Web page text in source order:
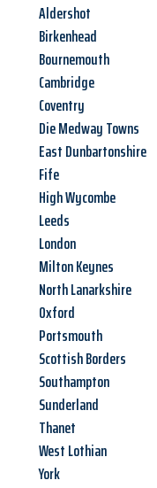
Aldershot
Birkenhead
Bournemouth
Cambridge
Coventry
Die Medway Towns
East Dunbartonshire
Fife
High Wycombe
Leeds
London
Milton Keynes
North Lanarkshire
Oxford
Portsmouth
Scottish Borders
Southampton
Sunderland
Thanet
West Lothian
York